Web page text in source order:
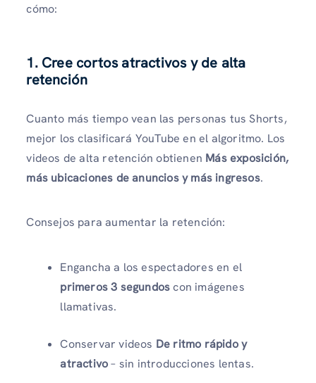
cómo:
1. Cree cortos atractivos y de alta
retención
Cuanto más tiempo vean las personas tus Shorts,
mejor los clasificará YouTube en el algoritmo. Los
videos de alta retención obtienen Más exposición,
más ubicaciones de anuncios y más ingresos.
Consejos para aumentar la retención:
Engancha a los espectadores en el
primeros 3 segundoscon imágenes
llamativas.
Conservar videos De ritmo rápido y
atractivo– sin introducciones lentas.